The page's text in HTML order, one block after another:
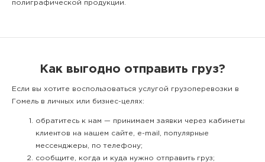
полиграфической продукции.
Как выгодно отправить груз?
Если вы хотите воспользоваться услугой грузоперевозки в
Гомель в личных или бизнес-целях:
обратитесь к нам — принимаем заявки через кабинеты
клиентов на нашем сайте, e-mail, популярные
мессенджеры, по телефону;
сообщите, когда и куда нужно отправить груз;